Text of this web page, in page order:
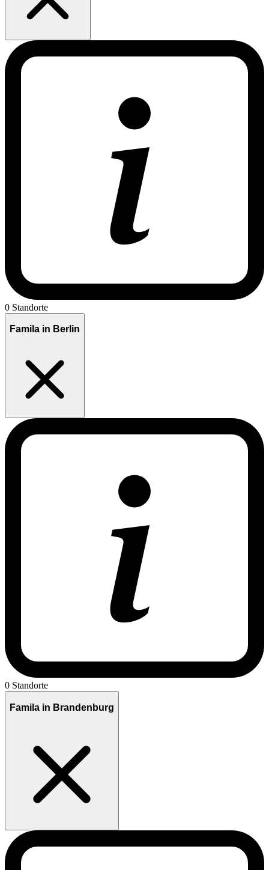
0 Standorte
Famila in Berlin
0 Standorte
Famila in Brandenburg